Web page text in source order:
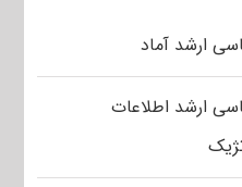
ارشد آماد
ارشد اطلاعات